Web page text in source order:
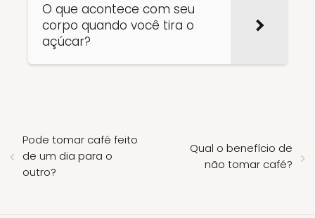
O que acontece com seu
corpo quando você tira o
açúcar?
Pode tomar café feito
de um dia para o
outro?
Qual o benefício de
não tomar café?